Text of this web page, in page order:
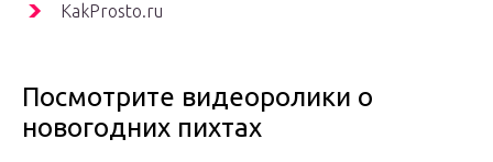
KakProsto.ru
Посмотрите видеоролики о
новогодних пихтах